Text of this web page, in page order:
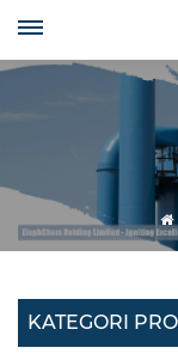
KATEGORI